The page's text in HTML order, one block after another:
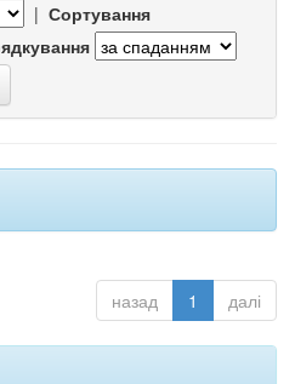
| Сортування
назад 1 далі